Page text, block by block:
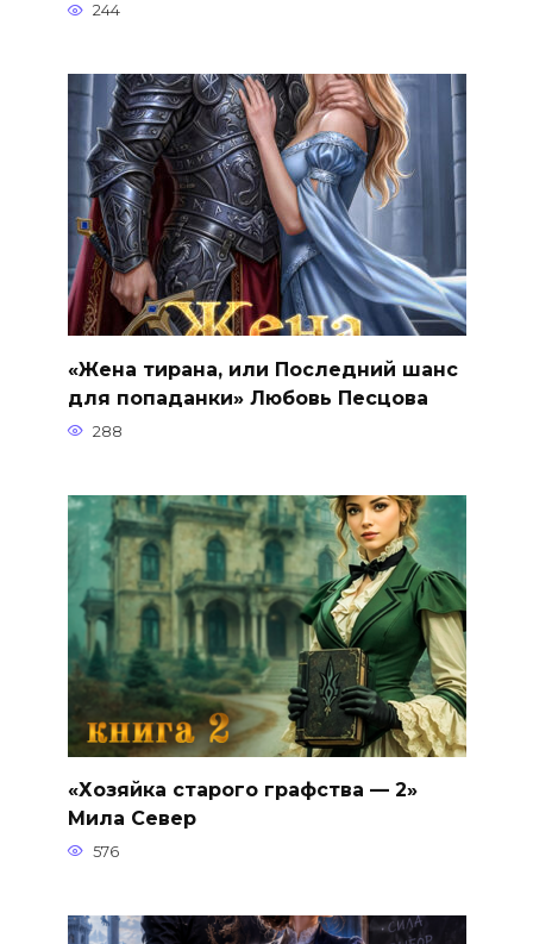
244
«Жена тирана, или Последний шанс
для попаданки» Любовь Песцова
288
«Хозяйка старого графства — 2»
Мила Север
576